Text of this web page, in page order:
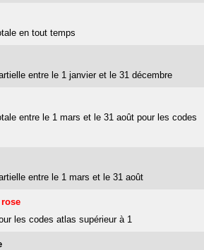
en tout temps
entre le 1 janvier et le 31 décembre
entre le 1 mars et le 31 août pour les codes
entre le 1 mars et le 31 août
les codes atlas supérieur à 1